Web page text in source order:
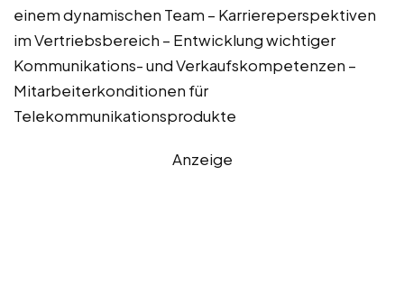
einem dynamischen Team – Karriereperspektiven
im Vertriebsbereich – Entwicklung wichtiger
Kommunikations- und Verkaufskompetenzen –
Mitarbeiterkonditionen für
Telekommunikationsprodukte
Anzeige